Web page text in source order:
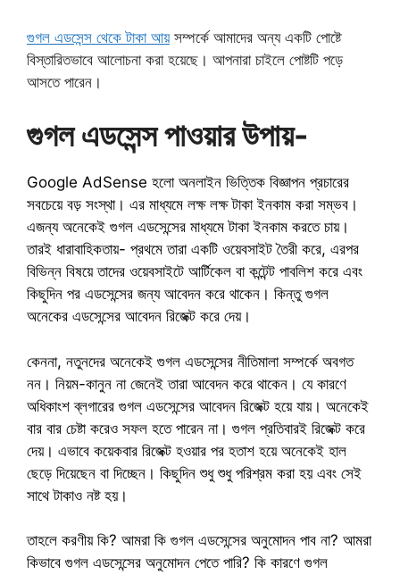
গুগল এডসেন্স থেকে টাকা আয়সম্পর্কে আমাদের অন্য একটি পোষ্টে
বিস্তারিতভাবে আলোচনা করা হয়েছে। আপনারা চাইলে পোষ্টটি পড়ে
আসতে পারেন।
গুগল এডসেন্স পাওয়ার উপায়-
Google AdSense হলো অনলাইন ভিত্তিক বিজ্ঞাপন প্রচারের
সবচেয়ে বড় সংস্থা। এর মাধ্যমে লক্ষ লক্ষ টাকা ইনকাম করা সম্ভব।
এজন্য অনেকেই গুগল এডসেন্সের মাধ্যমে টাকা ইনকাম করতে চায়।
তারই ধারাবাহিকতায়- প্রথমে তারা একটি ওয়েবসাইট তৈরী করে, এরপর
বিভিন্ন বিষয়ে তাদের ওয়েবসাইটে আর্টিকেল বা কন্টেন্ট পাবলিশ করে এবং
কিছুদিন পর এডসেন্সের জন্য আবেদন করে থাকেন। কিন্তু গুগল
অনেকের এডসেন্সের আবেদন রিজেক্ট করে দেয়।
কেননা, নতুনদের অনেকেই গুগল এডসেন্সের নীতিমালা সম্পর্কে অবগত
নন। নিয়ম-কানুন না জেনেই তারা আবেদন করে থাকেন। যে কারণে
অধিকাংশ ব্লগারের গুগল এডসেন্সের আবেদন রিজেক্ট হয়ে যায়। অনেকেই
বার বার চেষ্টা করেও সফল হতে পারেন না। গুগল প্রতিবারই রিজেক্ট করে
দেয়। এভাবে কয়েকবার রিজেক্ট হওয়ার পর হতাশ হয়ে অনেকেই হাল
ছেড়ে দিয়েছেন বা দিচ্ছেন। কিছুদিন শুধু শুধু পরিশ্রম করা হয় এবং সেই
সাথে টাকাও নষ্ট হয়।
তাহলে করণীয় কি? আমরা কি গুগল এডসেন্সের অনুমোদন পাব না? আমরা
কিভাবে গুগল এডসেন্সের অনুমোদন পেতে পারি? কি কারণে গুগল